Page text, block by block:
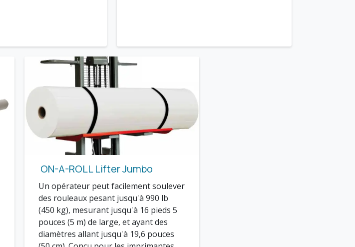
ON-A-ROLL Lifter Jumbo
Un opérateur peut facilement soulever
des rouleaux pesant jusqu'à 990 lb
(450 kg), mesurant jusqu'à 16 pieds 5
pouces (5 m) de large, et ayant des
diamètres allant jusqu'à 19,6 pouces